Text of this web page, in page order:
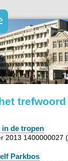
in de tropen
2013 1400000027 (
Parkbos